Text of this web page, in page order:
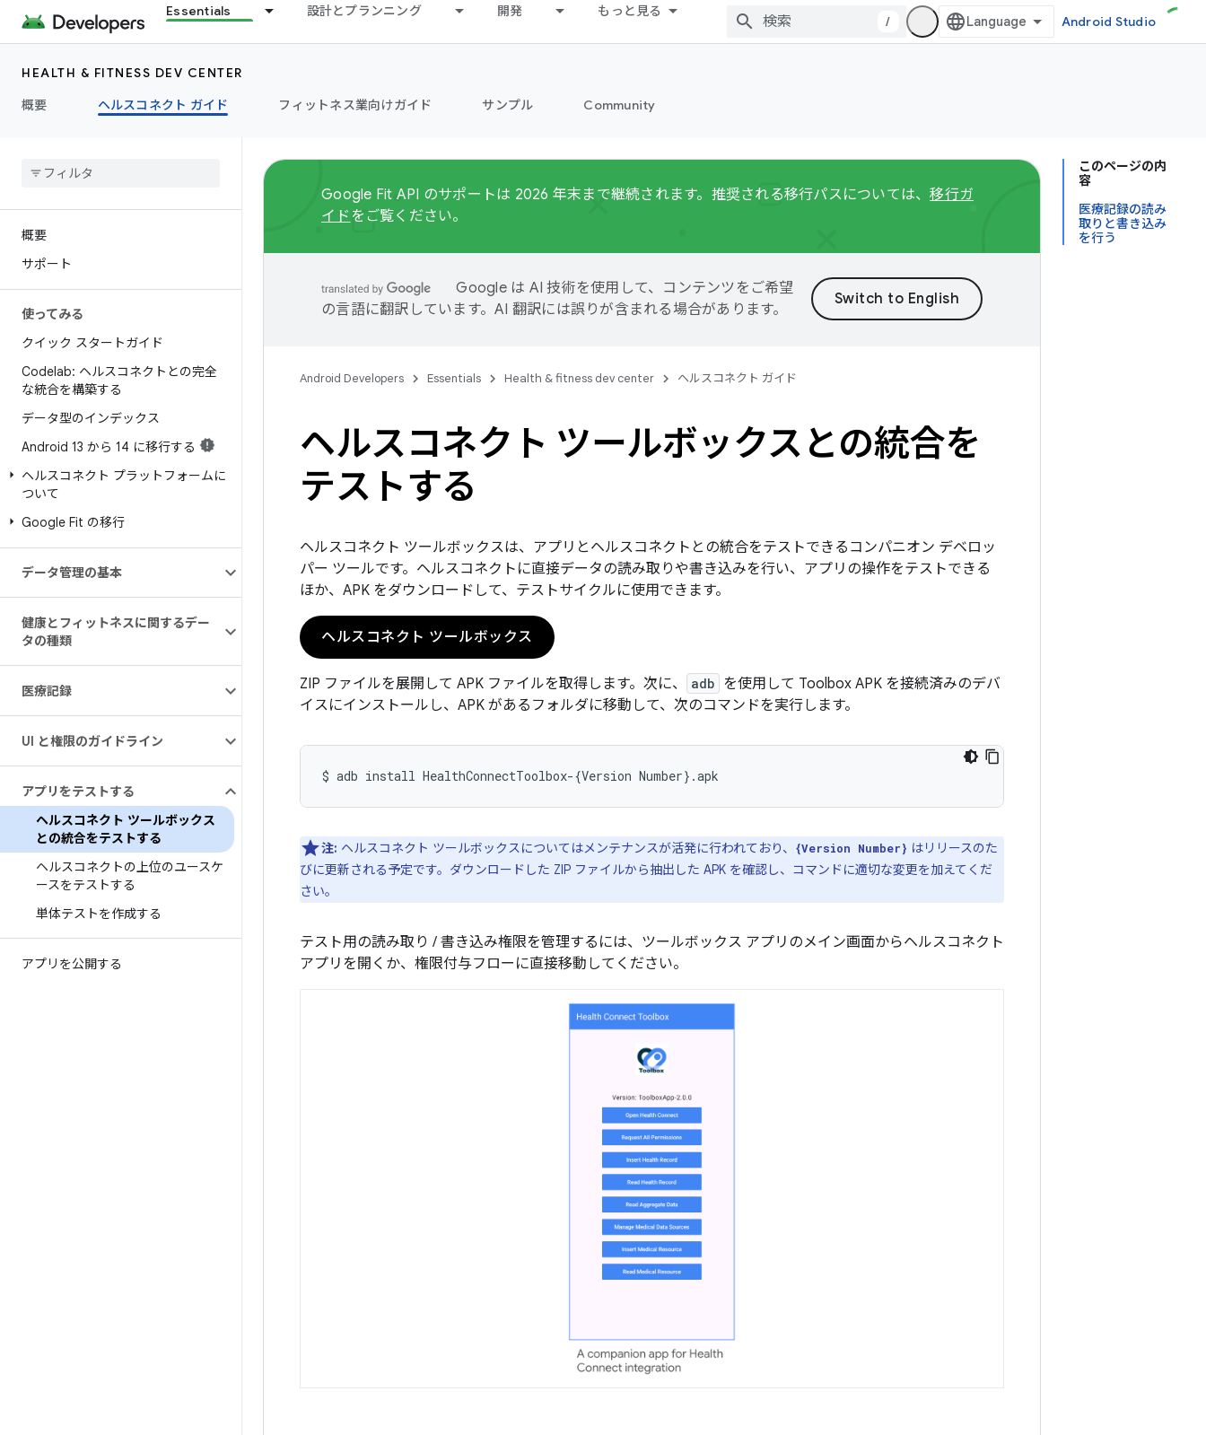
Essentials 設計とプランニング 開発 もっと見る
/ Android Studio
HEALTH & FITNESS DEV CENTER
概要
ヘルスコネクト ガイド フィットネス業向けガイド サンプル Community
概要
サポート
使ってみる
クイック スタートガイド
Codelab: ヘルスコネクトとの完全
な統合を構築する
データ型のインデックス
Android 13 から 14 に移行する
ヘルスコネクト プラットフォームに
ついて
Google Fit の移行
データ管理の基本
健康とフィットネスに関するデー
タの種類
医療記録
UI と権限のガイドライン
アプリをテストする
ヘルスコネクト ツールボックス
との統合をテストする
ヘルスコネクトの上位のユースケ
ースをテストする
単体テストを作成する
アプリを公開する
このページの内
容
医療記録の読み
取りと書き込み
を行う
Google Fit API のサポートは 2026 年末まで継続されます。推奨される移行パスについては、移行ガ
イド をご覧ください。
Google は AI 技術を使用して、コンテンツをご希望
の言語に翻訳しています。AI 翻訳には誤りが含まれる場合があります。
Android Developers Essentials Health & fitness dev center ヘルスコネクト ガイド
ヘルスコネクト ツールボックスとの統合を
テストする
ヘルスコネクト ツールボックスは、アプリとヘルスコネクトとの統合をテストできるコンパニオン デベロッ
パー ツールです。ヘルスコネクトに直接データの読み取りや書き込みを行い、アプリの操作をテストできる
ほか、APK をダウンロードして、テストサイクルに使用できます。
ヘルスコネクト ツールボックス
ZIP ファイルを展開して APK ファイルを取得します。次に、 adb を使用して Toolbox APK を接続済みのデバ
イスにインストールし、APK があるフォルダに移動して、次のコマンドを実行します。
$ adb install HealthConnectToolbox-{Version Number}
注: ヘルスコネクト ツールボックスについてはメンテナンスが活発に行われており、 {Version Number} はリリースのた
びに更新される予定です。ダウンロードした ZIP ファイルから抽出した APK を確認し、コマンドに適切な変更を加えてくだ
さい。
テスト用の読み取り / 書き込み権限を管理するには、ツールボックス アプリのメイン画面からヘルスコネクト
アプリを開くか、権限付与フローに直接移動してください。